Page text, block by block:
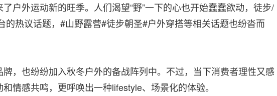
户外运动新的旺季。人们渴望“野”一下的心也开始蠢蠢欲动，徒步/
的热议话题，#山野露营#徒步朝圣#户外穿搭等相关话题也纷沓而
，也纷纷加入秋冬户外的备战阵列中。不过，当下消费者理性又感
情感共鸣，更呼唤出一种lifestyle、场景化的体验。